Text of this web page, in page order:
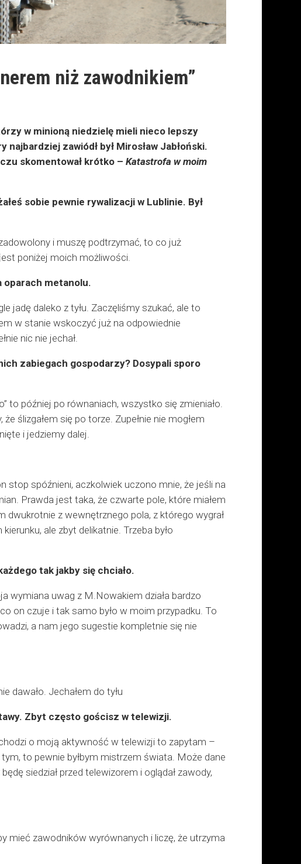
niż zawodnikiem”
w minioną niedzielę mieli nieco lepszy
zawiódł był Mirosław Jabłoński.
skomentował krótko – Katastrofa w moim
sobie pewnie rywalizacji w Lublinie. Był
i muszę podtrzymać, to co już
poniżej moich możliwości.
oparach metanolu.
jadę daleko z tyłu. Zaczęliśmy szukać, ale to
w stanie wskoczyć już na odpowiednie
nic nie jechał.
zabiegach gospodarzy? Dosypali sporo
to później po równaniach, wszystko się zmieniało.
ślizgałem się po torze. Zupełnie nie mogłem
i jedziemy dalej.
stop spóźnieni, aczkolwiek uczono mnie, że jeśli na
Prawda jest taka, że czwarte pole, które miałem
dwukrotnie z wewnętrznego pola, z którego wygrał
ale zbyt delikatnie. Trzeba było
tak jakby się chciało.
wymiana uwag z M.Nowakiem działa bardzo
on czuje i tak samo było w moim przypadku. To
a nam jego sugestie kompletnie się nie
dawało. Jechałem do tyłu
Zbyt często gościsz w telewizji.
o moją aktywność w telewizji to zapytam –
to pewnie byłbym mistrzem świata. Może dane
siedział przed telewizorem i oglądał zawody,
mieć zawodników wyrównanych i liczę, że utrzyma